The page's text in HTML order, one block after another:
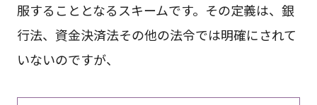
服することとなるスキームです。その定義は、銀
行法、資金決済法その他の法令では明確にされて
いないのですが、